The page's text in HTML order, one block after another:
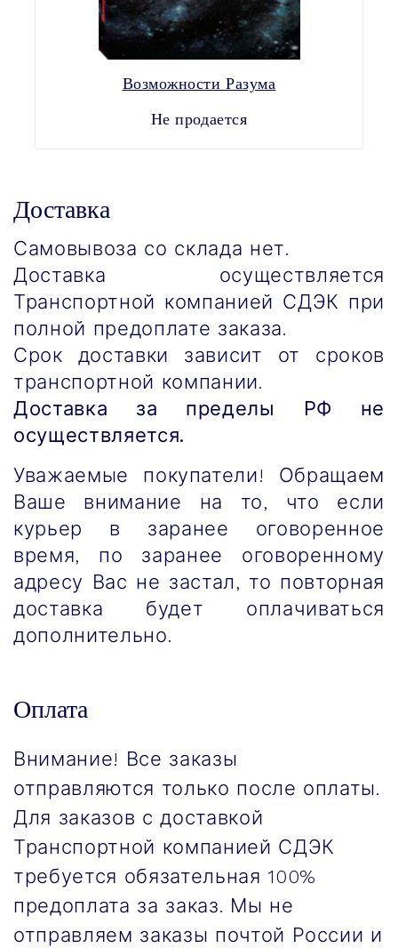
Возможности Разума
Не продается
Доставка
Самовывоза со склада нет.
Доставка осуществляется
Транспортной компанией СДЭК при
полной предоплате заказа.
Срок доставки зависит от сроков
транспортной компании.
Доставка за пределы РФ не
осуществляется.
Уважаемые покупатели! Обращаем
Ваше внимание на то, что если
курьер в заранее оговоренное
время, по заранее оговоренному
адресу Вас не застал, то повторная
доставка будет оплачиваться
дополнительно.
Оплата
Внимание! Все заказы
отправляются только после оплаты.
Для заказов с доставкой
Транспортной компанией СДЭК
требуется обязательная 100%
предоплата за заказ. Мы не
отправляем заказы почтой России и